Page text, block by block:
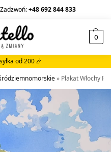
Zadzwoń:+48 692 844 833
0
od 200 zł
» Plakat Włochy